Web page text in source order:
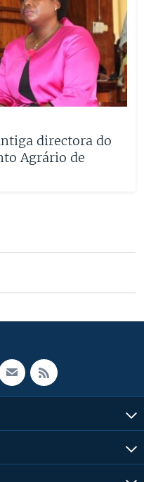
directora do
Agrário de